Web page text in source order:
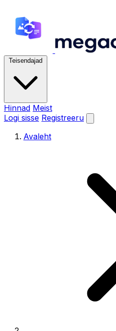
Teisendajad
Hinnad Meist
Logi sisse Registreeru
Avaleht